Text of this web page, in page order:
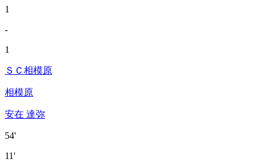
1
-
1
ＳＣ相模原
相模原
安在 達弥
54'
11'